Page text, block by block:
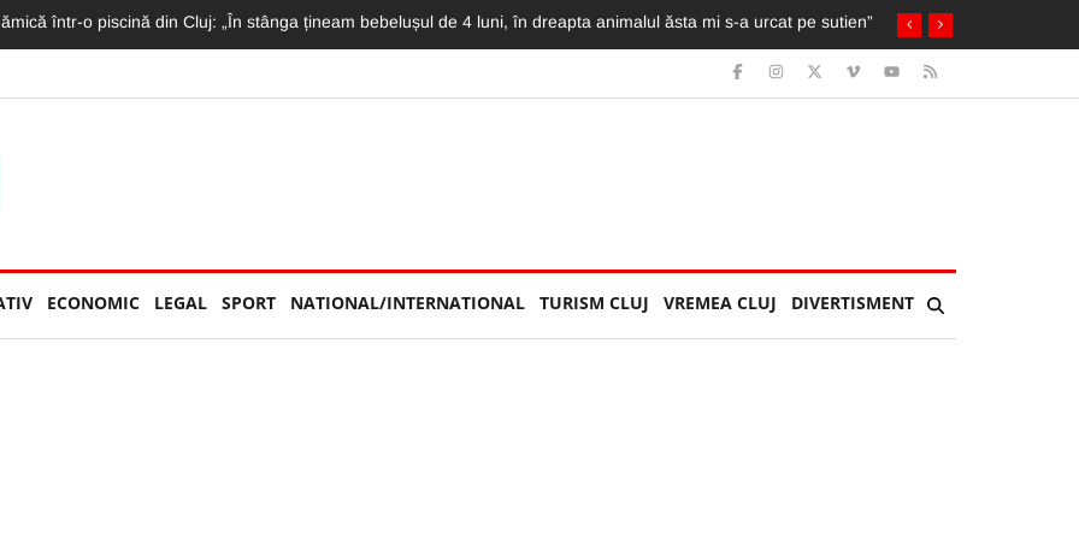
la „U”. Conducătorul este decis să plece de la echipă
ECONOMIC LEGAL SPORT NATIONAL/INTERNATIONAL TURISM CLUJ VREMEA CLUJ DIVERTISMENT